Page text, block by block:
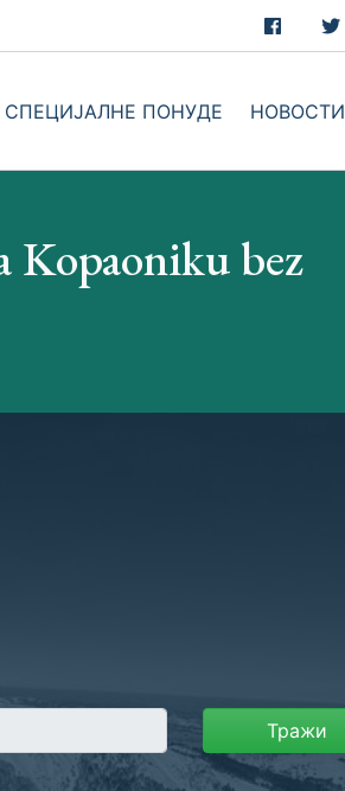
СПЕЦИЈАЛНЕ ПОНУДЕ НОВОСТИ
Kopaoniku bez
Тражи